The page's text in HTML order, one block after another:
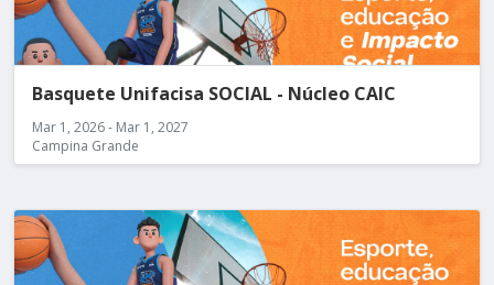
Basquete Unifacisa SOCIAL - Núcleo CAIC
Mar 1, 2026 - Mar 1, 2027
Campina Grande